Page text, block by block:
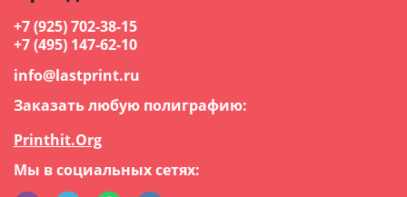
+7 (925) 702-38-15
+7 (495) 147-62-10
info@lastprint.ru
Заказать любую полиграфию:
Printhit.Org
Мы в социальных сетях: